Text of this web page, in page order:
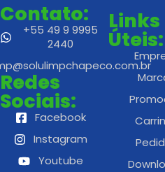
Contato:
+55 49 9 9995
2440
Redes
Sociais:
Facebook
Instagram
Youtube
Links
Úteis: